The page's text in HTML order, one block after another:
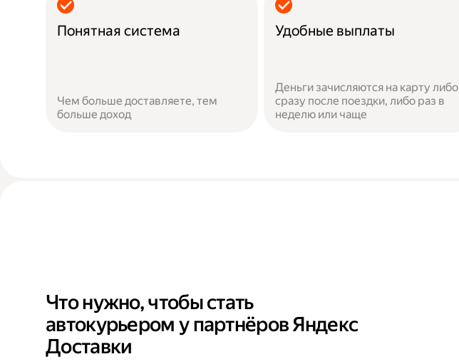
Понятная система
Чем больше доставляете, тем
больше доход
Удобные выплаты
Деньги зачисляются на карту либо
сразу после поездки, либо раз в
неделю или чаще
Что нужно, чтобы стать
автокурьером у партнёров Яндекс
Доставки